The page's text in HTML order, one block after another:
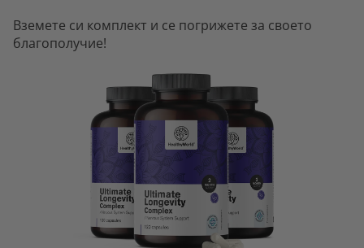
Вземете си комплект и се погрижете за своето
благополучие!